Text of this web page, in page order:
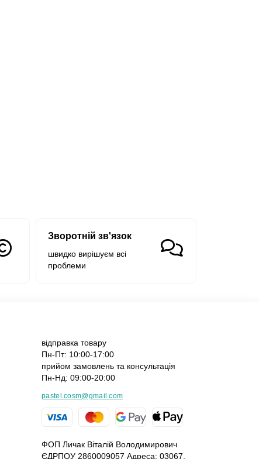
Зворотній зв'язок
швидко вирішуєм всі
проблеми
відправка товару
Пн-Пт: 10:00-17:00
прийом замовлень та консультація
Пн-Нд: 09:00-20:00
pastel.cosm@gmail.com
ФОП Личак Віталій Володимирович
ЄДРПОУ 2860009057 Адреса: 03067,